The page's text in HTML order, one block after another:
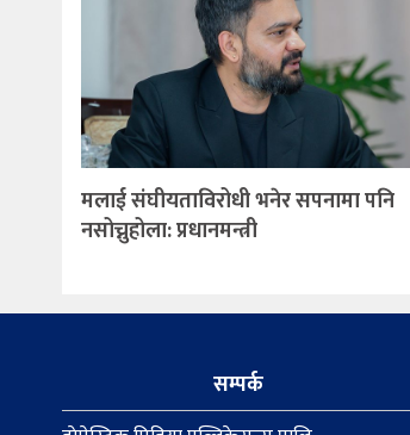
मलाई संघीयताविरोधी भनेर सपनामा पनि
नसोच्नुहोला: प्रधानमन्त्री
सम्पर्क